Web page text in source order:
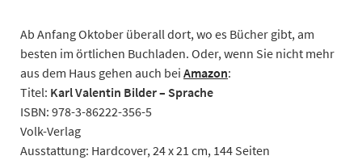
Ab Anfang Oktober überall dort, wo es Bücher gibt, am
besten im örtlichen Buchladen. Oder, wenn Sie nicht mehr
aus dem Haus gehen auch bei Amazon:
Titel: Karl Valentin Bilder – Sprache
ISBN: 978-3-86222-356-5
Volk-Verlag
Ausstattung: Hardcover, 24 x 21 cm, 144 Seiten